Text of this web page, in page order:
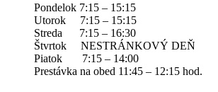
Pondelok 7:15 – 15:15
Utorok 7:15 – 15:15
Streda 7:15 – 16:30
Štvrtok NESTRÁNKOVÝ DEŇ
Piatok 7:15 – 14:00
Prestávka na obed 11:45 – 12:15 hod.